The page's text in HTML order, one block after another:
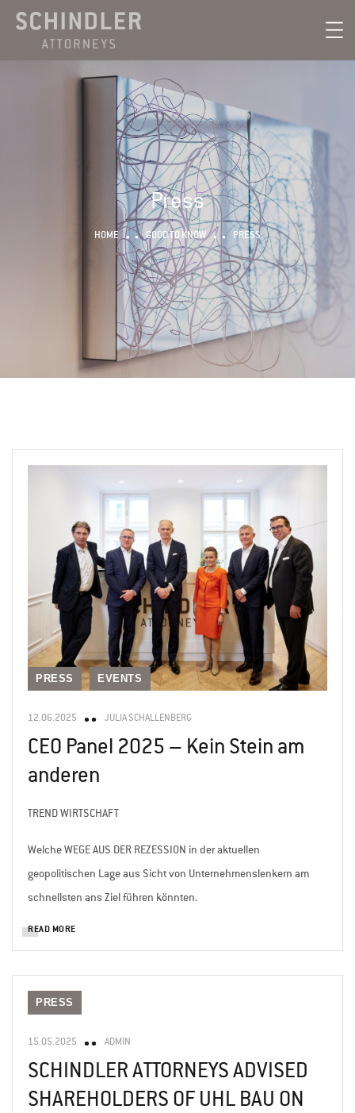
Press
HOME GOOD TO KNOW PRESS
PRESS EVENTS
12.06.2025 JULIA SCHALLENBERG
CEO Panel 2025 – Kein Stein am
anderen
TREND WIRTSCHAFT
Welche WEGE AUS DER REZESSION in der aktuellen
geopolitischen Lage aus Sicht von Unternehmenslenkern am
schnellsten ans Ziel führen könnten.
READ MORE
PRESS
15.05.2025 ADMIN
SCHINDLER ATTORNEYS ADVISED
SHAREHOLDERS OF UHL BAU ON